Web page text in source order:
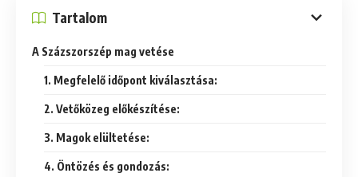
Tartalom
A Százszorszép mag vetése
1. Megfelelő időpont kiválasztása:
2. Vetőközeg előkészítése:
3. Magok elültetése:
4. Öntözés és gondozás: